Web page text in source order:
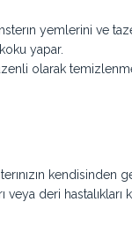
yemlerini ve
yapar.
olarak
kendisinden
deri